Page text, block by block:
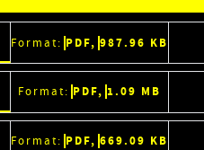
Format: PDF, 987.96 KB
Format: PDF, 1.09 MB
Format: PDF, 669.09 KB